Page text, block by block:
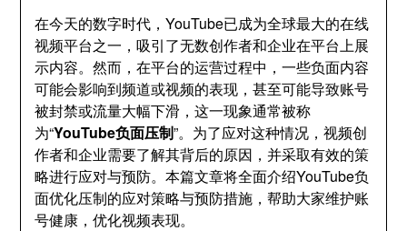
在今天的数字时代，YouTube已成为全球最大的在线
视频平台之一，吸引了无数创作者和企业在平台上展
示内容。然而，在平台的运营过程中，一些负面内容
可能会影响到频道或视频的表现，甚至可能导致账号
被封禁或流量大幅下滑，这一现象通常被称
为“YouTube负面压制”。为了应对这种情况，视频创
作者和企业需要了解其背后的原因，并采取有效的策
略进行应对与预防。本篇文章将全面介绍YouTube负
面优化压制的应对策略与预防措施，帮助大家维护账
号健康，优化视频表现。